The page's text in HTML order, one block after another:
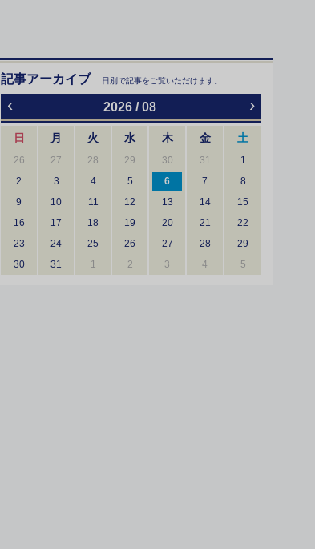
記事アーカイブ 日別で記事をご覧いただけます。
‹ 2026 / 08 ›
日 月 火 水 木 金 土
26 27 28 29 30 31
1
2
3 4 5 6 7
8
9
10 11 12 13 14
15
16
17 18 19 20 21
22
23
24 25 26 27 28
29
30
31 1 2 3 4 5